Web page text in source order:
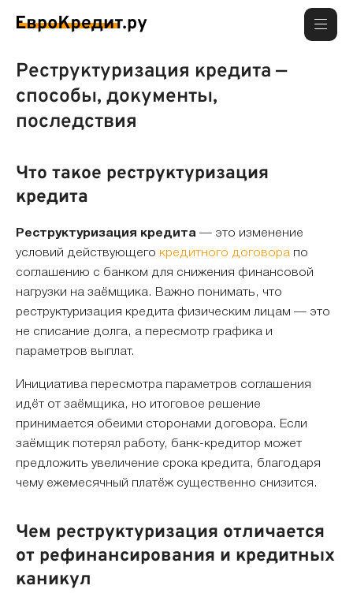
Реструктуризация кредита —
способы, документы,
последствия
Что такое реструктуризация
кредита
Реструктуризация кредита — это изменение
условий действующего кредитного договора по
соглашению с банком для снижения финансовой
нагрузки на заёмщика. Важно понимать, что
реструктуризация кредита физическим лицам — это
не списание долга, а пересмотр графика и
параметров выплат.
Инициатива пересмотра параметров соглашения
идёт от заёмщика, но итоговое решение
принимается обеими сторонами договора. Если
заёмщик потерял работу, банк-кредитор может
предложить увеличение срока кредита, благодаря
чему ежемесячный платёж существенно снизится.
Чем реструктуризация отличается
от рефинансирования и кредитных
каникул